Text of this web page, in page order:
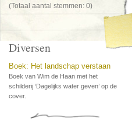
(Totaal aantal stemmen: 0)
Diversen
Boek: Het landschap verstaan
Boek van Wim de Haan met het
schilderij ‘Dagelijks water geven’ op de
cover.